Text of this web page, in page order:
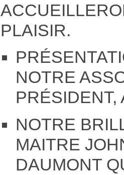
PLAISIR.
NOTRE
PRÉSIDENT,
NOTRE
MAITRE
DAUMONT